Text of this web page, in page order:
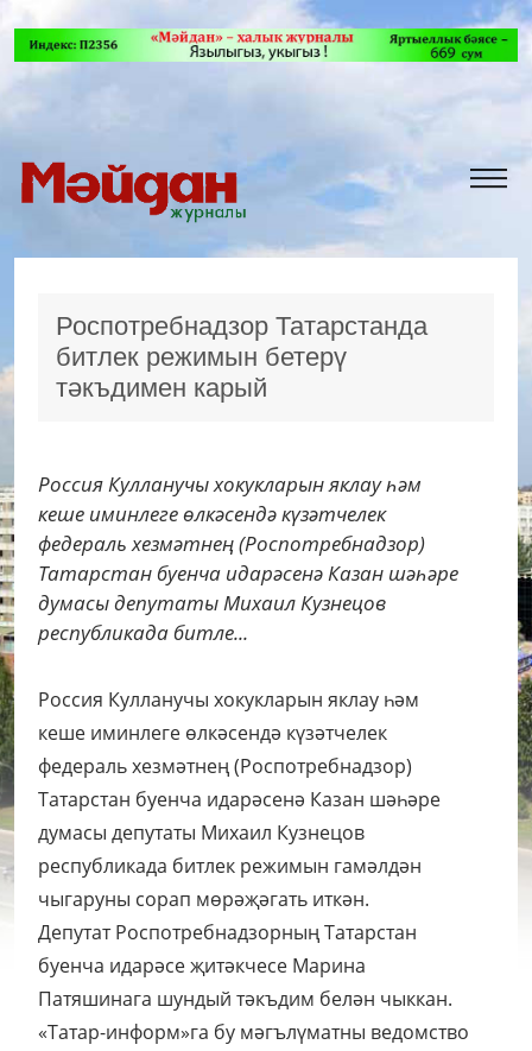
Роспотребнадзор Татарстанда
битлек режимын бетерү
тәкъдимен карый
Россия Кулланучы хокукларын яклау һәм
кеше иминлеге өлкәсендә күзәтчелек
федераль хезмәтнең (Роспотребнадзор)
Татарстан буенча идарәсенә Казан шәһәре
думасы депутаты Михаил Кузнецов
республикада битле...
Россия Кулланучы хокукларын яклау һәм
кеше иминлеге өлкәсендә күзәтчелек
федераль хезмәтнең (Роспотребнадзор)
Татарстан буенча идарәсенә Казан шәһәре
думасы депутаты Михаил Кузнецов
республикада битлек режимын гамәлдән
чыгаруны сорап мөрәҗәгать иткән.
Депутат Роспотребнадзорның Татарстан
буенча идарәсе җитәкчесе Марина
Патяшинага шундый тәкъдим белән чыккан.
«Татар-информ»га бу мәгълүматны ведомство